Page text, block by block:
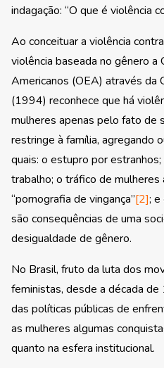
indagação: “O que é violência
Ao conceituar a violência
violência baseada no gênero a
Americanos (OEA) através da
(1994) reconhece que há
mulheres apenas pelo fato de
restringe à família, agregando
quais: o estupro por
trabalho; o tráfico de mulheres
“pornografia de vingança”[2]; e
são consequências de uma
desigualdade de gênero.
No Brasil, fruto da luta dos
feministas, desde a década
das políticas públicas de
as mulheres algumas
quanto na esfera institucional.